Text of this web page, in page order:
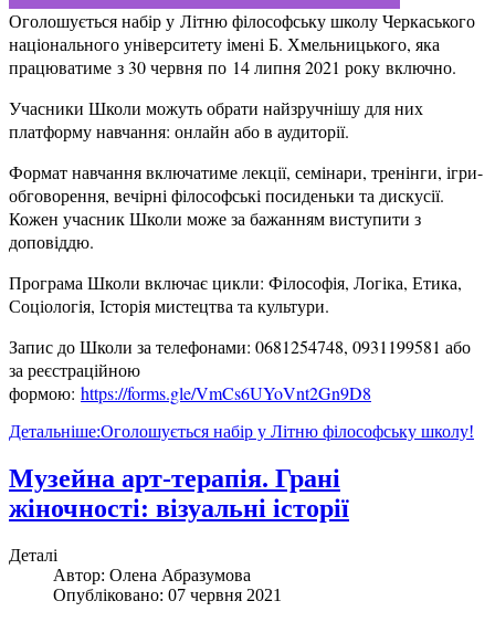
Оголошується набір у Літню філософську школу Черкаського
національного університету імені Б. Хмельницького, яка
працюватиме з 30 червня по 14 липня 2021 року включно.
Учасники Школи можуть обрати найзручнішу для них
платформу навчання: онлайн або в аудиторії.
Формат навчання включатиме лекції, семінари, тренінги, ігри-
обговорення, вечірні філософські посиденьки та дискусії.
Кожен учасник Школи може за бажанням виступити з
доповіддю.
Програма Школи включає цикли: Філософія, Логіка, Етика,
Соціологія, Історія мистецтва та культури.
Запис до Школи за телефонами: 0681254748, 0931199581 або
за реєстраційною
формою: https://forms.gle/VmCs6UYoVnt2Gn9D8
Детальніше:Оголошується набір у Літню філософську школу!
Музейна арт-терапія. Грані
жіночності: візуальні історії
Деталі
Автор: Олена Абразумова
Опубліковано: 07 червня 2021